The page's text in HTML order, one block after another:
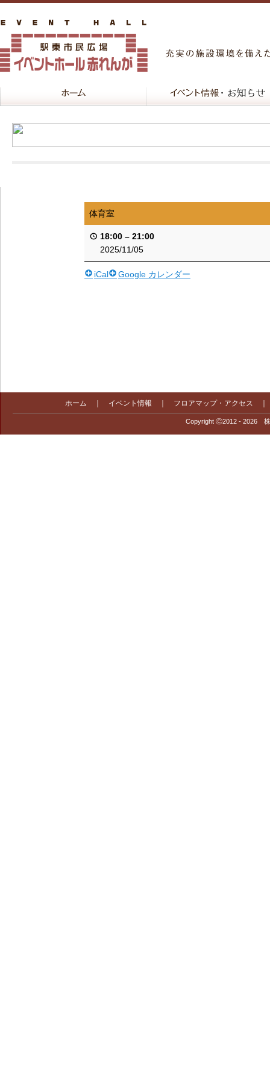
体育室
18:00 – 21:00
2025/11/05
iCal Google カレンダー
ホーム イベント情報 フロアマップ・アクセス
Copyright Ⓒ2012 - 2026 株